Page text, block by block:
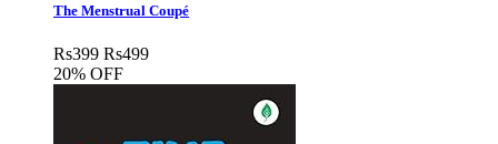
The Menstrual Coup­é
Rs399 Rs499
20% OFF